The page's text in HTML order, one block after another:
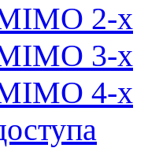
2-x
3-x
4-x